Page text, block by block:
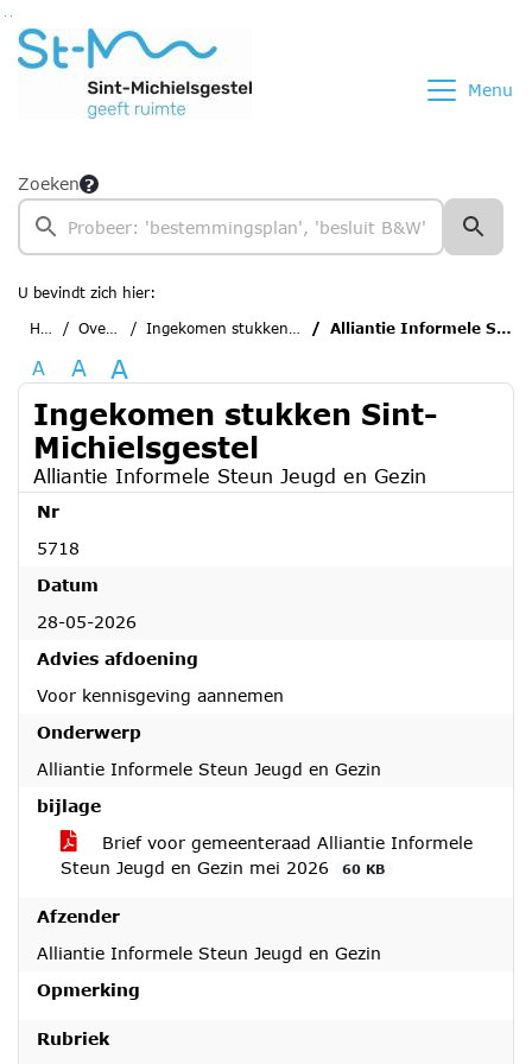
Ga naar de inhoud van deze pagina
Ga naar het zoeken
Ga naar het menu
Menu
Zoeken
U bevindt zich hier:
Home
Overzichten Ingekomen stukken Sint-Michielsgestel Alliantie Informele Steun Jeugd en Gezin
A A A
Ingekomen stukken Sint-
Michielsgestel
Alliantie Informele Steun Jeugd en Gezin
Nr
5718
Datum
28-05-2026
Advies afdoening
Voor kennisgeving aannemen
Onderwerp
Alliantie Informele Steun Jeugd en Gezin
bijlage
Brief voor gemeenteraad Alliantie Informele
Steun Jeugd en Gezin mei 2026
60 KB
Afzender
Alliantie Informele Steun Jeugd en Gezin
Opmerking
Rubriek